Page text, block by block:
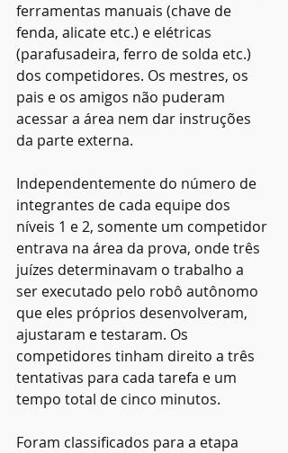
ferramentas manuais (chave de
fenda, alicate etc.) e elétricas
(parafusadeira, ferro de solda etc.)
dos competidores. Os mestres, os
pais e os amigos não puderam
acessar a área nem dar instruções
da parte externa.
Independentemente do número de
integrantes de cada equipe dos
níveis 1 e 2, somente um competidor
entrava na área da prova, onde três
juízes determinavam o trabalho a
ser executado pelo robô autônomo
que eles próprios desenvolveram,
ajustaram e testaram. Os
competidores tinham direito a três
tentativas para cada tarefa e um
tempo total de cinco minutos.
Foram classificados para a etapa